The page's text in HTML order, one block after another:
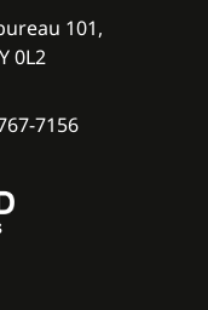
101,
0L2
7156